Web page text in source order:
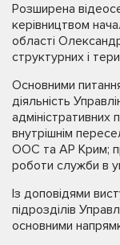
Розширена
керівництвом
області
структурних і
Основними
діяльність
адміністративних
внутрішнім
ООС та АР Крим;
роботи служби в
Із доповідями
підрозділів
основними